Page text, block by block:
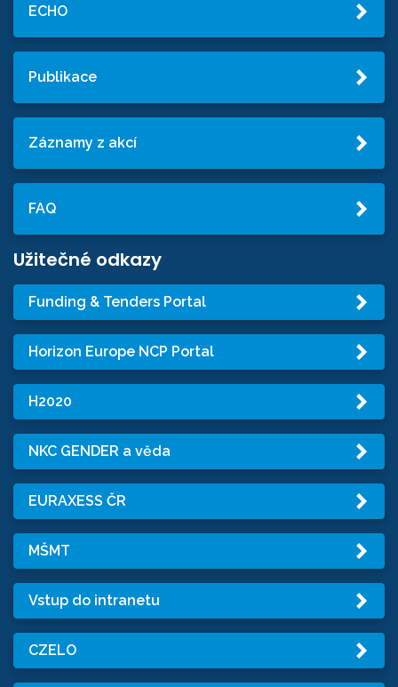
ECHO
Publikace
Záznamy z akcí
FAQ
Užitečné odkazy
Funding & Tenders Portal
Horizon Europe NCP Portal
H2020
NKC GENDER a věda
EURAXESS ČR
MŠMT
Vstup do intranetu
CZELO